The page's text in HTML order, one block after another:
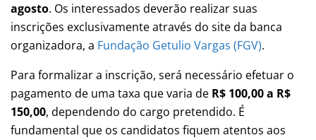
agosto. Os interessados deverão realizar suas
inscrições exclusivamente através do site da banca
organizadora, a Fundação Getulio Vargas (FGV).
Para formalizar a inscrição, será necessário efetuar o
pagamento de uma taxa que varia de R$ 100,00 a R$
150,00, dependendo do cargo pretendido. É
fundamental que os candidatos fiquem atentos aos